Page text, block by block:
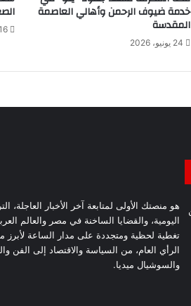
خدمة ضيوف الرحمن وأهالي العاصمة
المقدسة
24 يونيو، 2026
16 أكتوبر،
هو منصتك الأولى لمتابعة آخر الأخبار العاجلة،
اليومية، والقضايا الساخنة في مصر والعالم
تغطية لحظية ومتجددة على مدار الساعة لأبرز
الرأي العام، من السياسة والاقتصاد إلى الفن
والسوشيال ميديا.